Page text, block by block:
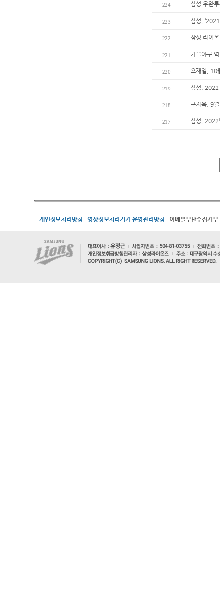
224 삼성 우완
223 삼성,
222 삼성 라이
221 가을야구
220 오재일, 10
219 삼성, 2022
218 구자욱, 9
217 삼성, 2022
개인정보처리방침 영상정보처리기기 운영관리방침 이메일무단수집거부